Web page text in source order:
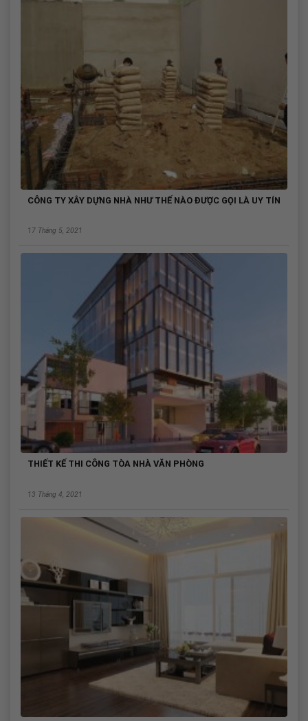
CÔNG TY XÂY DỰNG NHÀ NHƯ THẾ NÀO ĐƯỢC GỌI LÀ UY TÍN
17 Tháng 5, 2021
THIẾT KẾ THI CÔNG TÒA NHÀ VĂN PHÒNG
13 Tháng 4, 2021